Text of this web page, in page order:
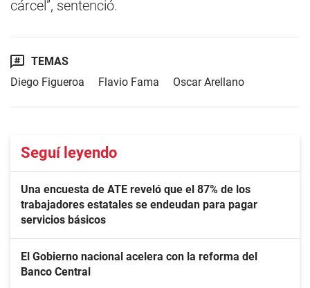
cárcel”, sentenció.
TEMAS
Diego Figueroa
Flavio Fama Oscar Arellano
Seguí leyendo
Una encuesta de ATE reveló que el 87% de los
trabajadores estatales se endeudan para pagar
servicios básicos
El Gobierno nacional acelera con la reforma del
Banco Central